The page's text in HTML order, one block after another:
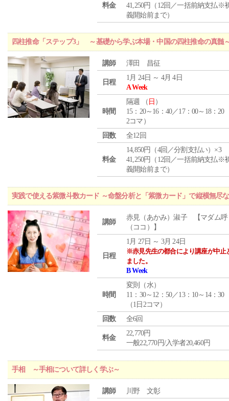
料金
41,250円（12回／一括前納支払※
義開始前まで）
四柱推命「ステップ3」 ～基礎から学ぶ本場・中国の四柱推命の真髄
講師 澤田 昌征
日程
1月 24日 ～ 4月 4日
A Week
時間
隔週 （ 日 ）
15：20～16：40／17：00～18：20
2コマ）
回数
全12回
料金
14,850円（4回／分割支払い）×3
41,250円（12回／一括前納支払※
義開始前まで）
実践で使える紫微斗数カード ～命盤分析と「紫微カード」で縦横無尽
講師
赤見（あかみ）淑子 【マダム呼
（ココ）】
日程
1月 27日 ～ 3月 24日
※赤見先生の都合により講座が中止
ました。
B Week
時間
変則（水）
11：30～12：50／13：10～14：30
（1日2コマ）
回数
全6回
料金
22,770円
一般22,770円/入学者20,460円
手相 ～手相について詳しく学ぶ～
講師 川野 文彰